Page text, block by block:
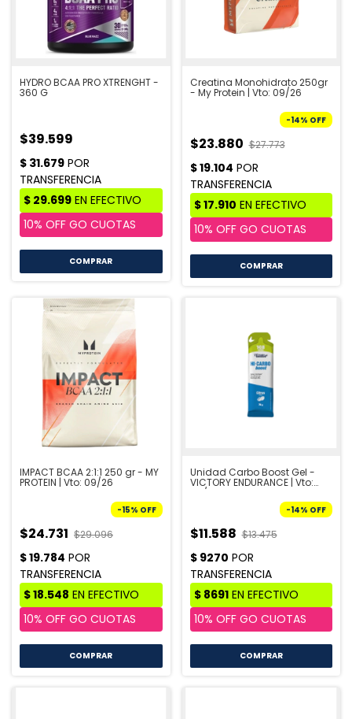
HYDRO BCAA PRO XTRENGHT -
360 G
$39.599
COMPRAR
Creatina Monohidrato 250gr
- My Protein | Vto: 09/26
-14% OFF
$23.880 $27.773
IMPACT BCAA 2:1:1 250 gr - MY
PROTEIN | Vto: 09/26
-15% OFF
$24.731 $29.096
Unidad Carbo Boost Gel -
VICTORY ENDURANCE | Vto:
08/26
-14% OFF
$11.588 $13.475
COMPRAR